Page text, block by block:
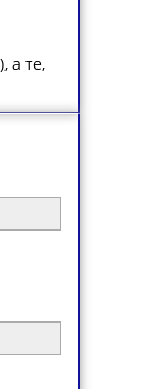
а те,